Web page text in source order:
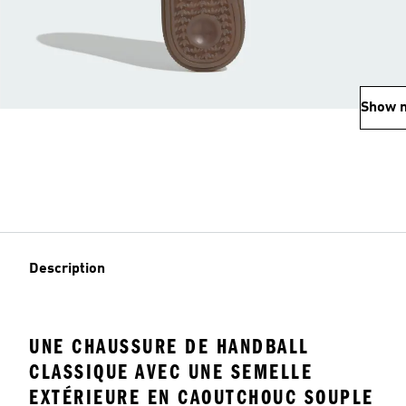
Show
Description
UNE CHAUSSURE DE HANDBALL
CLASSIQUE AVEC UNE SEMELLE
EXTÉRIEURE EN CAOUTCHOUC SOUPLE